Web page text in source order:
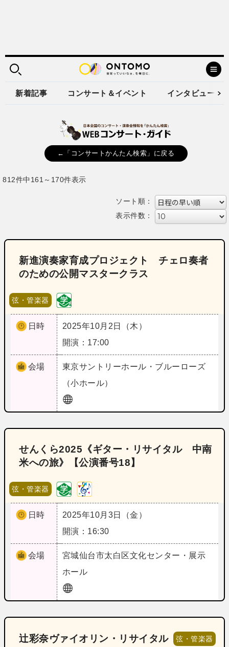
新着記事 コンサート＆イベント インタビュー
←「コンサートかんたん検索」に戻る
812件中161～170件表示
ソート順：
表示件数：
新進演奏家育成プロジェクト チェロ奏者
のための公開マスタークラス
弦・管楽器
日時
2025年10月2日（木）
開演：17:00
会場 東京サントリーホール・ブルーローズ
（小ホール）
せんくら2025《ギター・リサイタル 中南
米への旅》【公演番号18】
弦・管楽器
日時
2025年10月3日（金）
開演：16:30
会場 宮城仙台市太白区文化センター・展示
ホール
辻彩奈ヴァイオリン・リサイタル 弦・管楽器